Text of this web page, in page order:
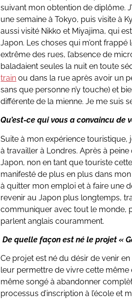
suivant mon obtention de diplôme.
une semaine à Tokyo, puis visite à
aussi visité Nikko et Miyajima, qui
Japon. Les choses qui m’ont
extrême des rues, l’absence de
baladaient seules la nuit en toute
train ou dans la rue après avoir un
sans que personne n’y touche) et
différente de la mienne. Je me suis
Qu’est-ce qui vous a convaincu de
Suite à mon expérience touristique,
à travailler à Londres. Après à
Japon, non en tant que touriste
manifesté de plus en plus dans mon
à quitter mon emploi et à faire une
revenir au Japon plus longtemps,
communiquer avec tout le monde,
parlent anglais couramment.
De quelle façon est né le projet «
Ce projet est né du désir de venir
leur permettre de vivre cette même
même songé à abandonner
processus d’inscription à l’école et